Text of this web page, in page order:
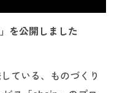
を公開しました
ている、ものづくり